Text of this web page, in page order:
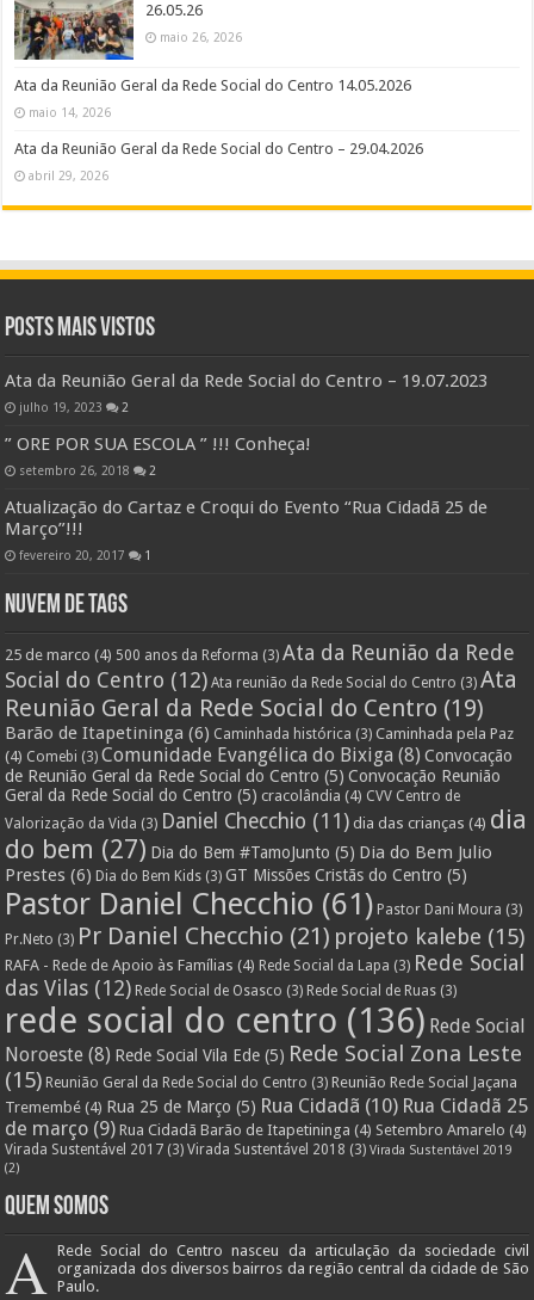
26.05.26
maio 26, 2026
Ata da Reunião Geral da Rede Social do Centro 14.05.2026
maio 14, 2026
Ata da Reunião Geral da Rede Social do Centro – 29.04.2026
abril 29, 2026
Posts Mais Vistos
Ata da Reunião Geral da Rede Social do Centro – 19.07.2023
julho 19, 2023 2
” ORE POR SUA ESCOLA ” !!! Conheça!
setembro 26, 2018 2
Atualização do Cartaz e Croqui do Evento “Rua Cidadã 25 de
Março”!!!
fevereiro 20, 2017 1
Nuvem de Tags
25 de marco (4) 500 anos da Reforma (3) Ata da Reunião da Rede
Social do Centro (12) Ata reunião da Rede Social do Centro (3) Ata
Reunião Geral da Rede Social do Centro (19)
Barão de Itapetininga (6) Caminhada histórica (3) Caminhada pela Paz
(4) Comebi (3) Comunidade Evangélica do Bixiga (8) Convocação
de Reunião Geral da Rede Social do Centro (5) Convocação Reunião
Geral da Rede Social do Centro (5) cracolândia (4) CVV Centro de
Valorização da Vida (3) Daniel Checchio (11) dia das crianças (4) dia
do bem (27) Dia do Bem #TamoJunto (5) Dia do Bem Julio
Prestes (6) Dia do Bem Kids (3) GT Missões Cristãs do Centro (5)
Pastor Daniel Checchio (61) Pastor Dani Moura (3)
Pr.Neto (3) Pr Daniel Checchio (21) projeto kalebe (15)
RAFA - Rede de Apoio às Famílias (4) Rede Social da Lapa (3) Rede Social
das Vilas (12) Rede Social de Osasco (3) Rede Social de Ruas (3)
rede social do centro (136) Rede Social
Noroeste (8) Rede Social Vila Ede (5) Rede Social Zona Leste
(15) Reunião Geral da Rede Social do Centro (3) Reunião Rede Social Jaçana
Tremembé (4) Rua 25 de Março (5) Rua Cidadã (10) Rua Cidadã 25
de março (9) Rua Cidadã Barão de Itapetininga (4) Setembro Amarelo (4)
Virada Sustentável 2017 (3) Virada Sustentável 2018 (3) Virada Sustentável 2019
(2)
Quem Somos
A Rede Social do Centro nasceu da articulação da sociedade civil
organizada dos diversos bairros da região central da cidade de São
Paulo.